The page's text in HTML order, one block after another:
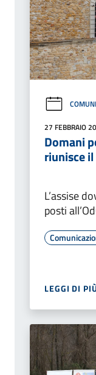
27 FEBBRAIO
Domani
riunisce
L’assise
posti
LEGGI DI